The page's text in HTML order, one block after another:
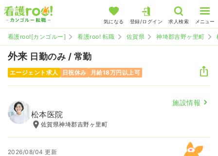
気になる 登録/ログイン 求人検索 メニュー
看護roo![カンゴルー] 看護roo! 転職 佐賀県 神埼郡吉野ヶ里町
外来 日勤のみ / 常勤
エージェント求人 日祝休み 月給18万円以上可
施設情報
松本医院
佐賀県神埼郡吉野ヶ里町
2026/08/04 更新